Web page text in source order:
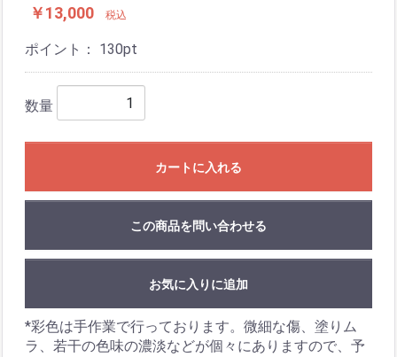
￥13,000 税込
ポイント： 130pt
数量
カートに入れる
この商品を問い合わせる
お気に入りに追加
*彩色は手作業で行っております。微細な傷、塗りム
ラ、若干の色味の濃淡などが個々にありますので、予